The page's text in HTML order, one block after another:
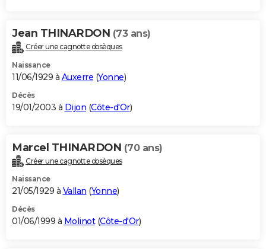
Jean THINARDON (73 ans)
Créer une cagnotte obsèques
Naissance
11/06/1929 à Auxerre (Yonne)
Décès
19/01/2003 à Dijon (Côte-d'Or)
Marcel THINARDON (70 ans)
Créer une cagnotte obsèques
Naissance
21/05/1929 à Vallan (Yonne)
Décès
01/06/1999 à Molinot(Côte-d'Or)